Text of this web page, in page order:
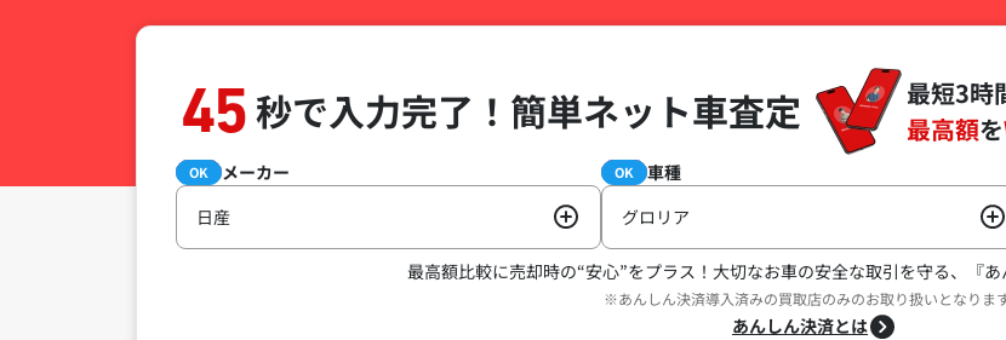
45秒で入力完了！ 簡単ネット車査定
最短3時
最高額を
必須 メーカー
OK
日産
必須 車種
OK
グロリア
最高額比較に売却時の“安心”をプラス！ 大切なお車の安全な取引を守る、『
※あんしん決済導入済みの買取店のみのお取り扱いとなります
あんしん決済とは